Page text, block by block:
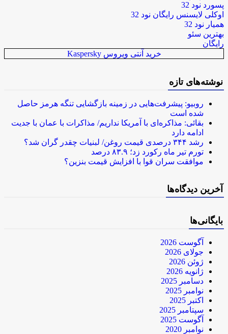
پسورد نود 32
اوکلی لایسنس رایگان نود 32
همیار نود 32
بهترین سئو
رایگان
خرید آنتی ویروس Kaspersky
نوشته‌های تازه
روبیو: پیشرفت‌هایی در زمینه بازگشایی تنگه هرمز حاصل
شده است
بقائی: مذاکره‌ای با آمریکا نداریم/ مذاکرات با عمان با جدیت
ادامه دارد
رشد ۳۴۴ درصدی قیمت روغن/ لبنیات چقدر گران شد؟
تورم تیر ماه رکورد زد؛ ۸۳.۹ درصد
موافقت سران قوا با افزایش قیمت بنزین؟
آخرین دیدگاه‌ها
بایگانی‌ها
آگوست 2026
جولای 2026
ژوئن 2026
ژانویه 2026
دسامبر 2025
نوامبر 2025
اکتبر 2025
سپتامبر 2025
آگوست 2025
نوامبر 2020